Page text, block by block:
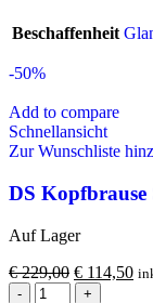
Beschaffenheit
-50%
Add to compare
Schnellansicht
Zur Wunschliste
DS
Auf Lager
€229,00 € 114,50